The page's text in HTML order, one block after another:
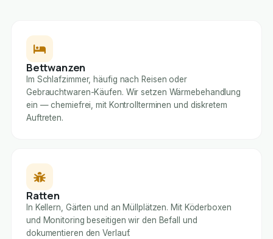
Bettwanzen
Im Schlafzimmer, häufig nach Reisen oder
Gebrauchtwaren-Käufen. Wir setzen Wärmebehandlung
ein — chemiefrei, mit Kontrollterminen und diskretem
Auftreten.
Ratten
In Kellern, Gärten und an Müllplätzen. Mit Köderboxen
und Monitoring beseitigen wir den Befall und
dokumentieren den Verlauf.